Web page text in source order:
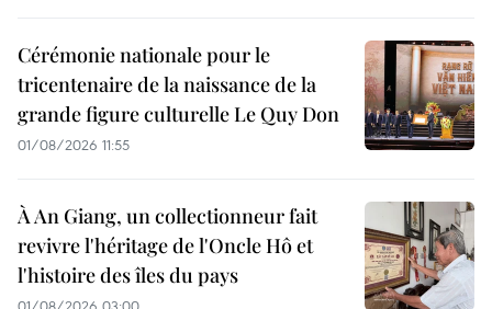
Cérémonie nationale pour le
tricentenaire de la naissance de la
grande figure culturelle Le Quy Don
01/08/2026 11:55
À An Giang, un collectionneur fait
revivre l'héritage de l'Oncle Hô et
l'histoire des îles du pays